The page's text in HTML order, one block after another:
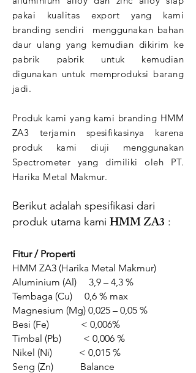
pakai kualitas export yang kami
branding sendiri menggunakan bahan
daur ulang yang kemudian dikirim ke
pabrik pabrik untuk kemudian
digunakan untuk memproduksi barang
jadi.
Produk kami yang kami branding HMM
ZA3 terjamin spesifikasinya karena
produk kami diuji menggunakan
Spectrometer yang dimiliki oleh PT.
Harika Metal Makmur.
Berikut adalah spesifikasi dari
produk utama kami HMM ZA3 :
Fitur / Properti
HMM ZA3 (Harika Metal Makmur)
Aluminium (Al) 3,9 – 4,3 %
Tembaga (Cu) 0,6 % max
Magnesium (Mg) 0,025 – 0,05 %
Besi (Fe) < 0,006%
Timbal (Pb) < 0,006 %
Nikel (Ni) < 0,015 %
Seng (Zn) Balance